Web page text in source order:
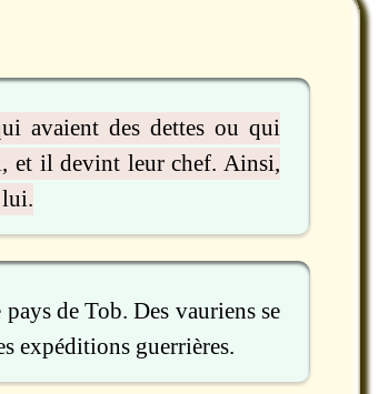
avaient des dettes ou qui
et il devint leur chef. Ainsi,
lui.
de Tob. Des vauriens se
expéditions guerrières.